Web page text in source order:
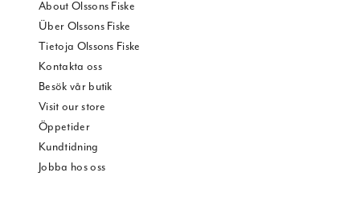
About Olssons Fiske
Über Olssons Fiske
Tietoja Olssons Fiske
Kontakta oss
Besök vår butik
Visit our store
Öppetider
Kundtidning
Jobba hos oss